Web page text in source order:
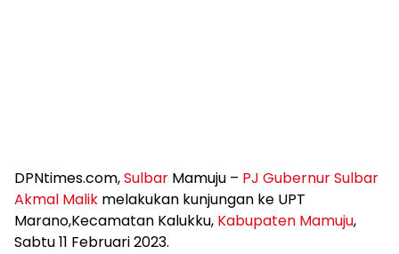
DPNtimes.com,Sulbar Mamuju – PJ Gubernur Sulbar
Akmal Malik melakukan kunjungan ke UPT
Marano,Kecamatan Kalukku, Kabupaten Mamuju,
Sabtu 11 Februari 2023.